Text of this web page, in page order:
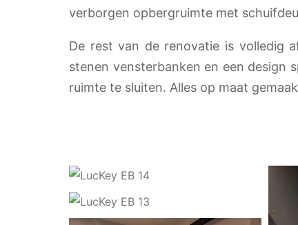
verborgen opbergruimte met
De rest van de renovatie is volledig
stenen vensterbanken en een design
ruimte te sluiten. Alles op maat